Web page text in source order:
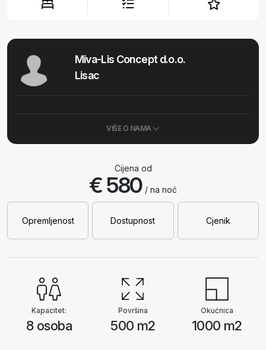
Miva-Lis Concept d.o.o.
Lisac
VIŠE O NAMA
Cijena od
€ 580/ na noć
Opremljenost Dostupnost Cjenik
Kapacitet:
8 osoba
Površina
500 m2
Okućnica
1000 m2